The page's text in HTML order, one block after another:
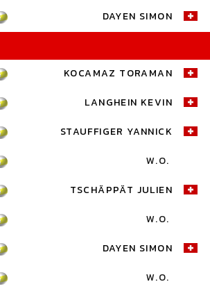
DAYEN SIMON
KOCAMAZ TORAMAN
LANGHEIN KEVIN
STAUFFIGER YANNICK
W.O.
TSCHÄPPÄT JULIEN
W.O.
DAYEN SIMON
W.O.